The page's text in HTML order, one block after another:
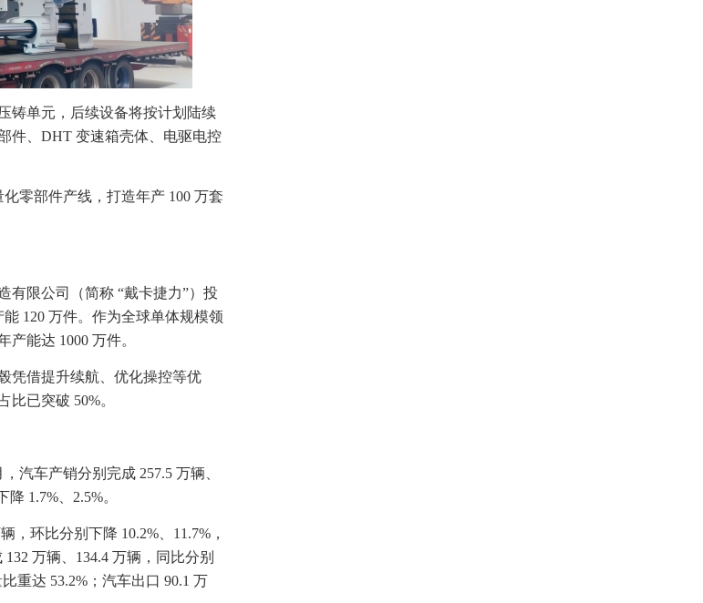
铸单元，后续设备将按计划陆续
件、DHT 变速箱壳体、电驱电控
零部件产线，打造年产 100 万套
有限公司（简称 “戴卡捷力”）投
120 万件。作为全球单体规模领
能达 1000 万件。
凭借提升续航、优化操控等优
已突破 50%。
汽车产销分别完成 257.5 万辆、
1.7%、2.5%。
，环比分别下降 10.2%、11.7%，
万辆、134.4 万辆，同比分别
重达 53.2%；汽车出口 90.1 万